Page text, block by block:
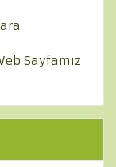
Sayfamız